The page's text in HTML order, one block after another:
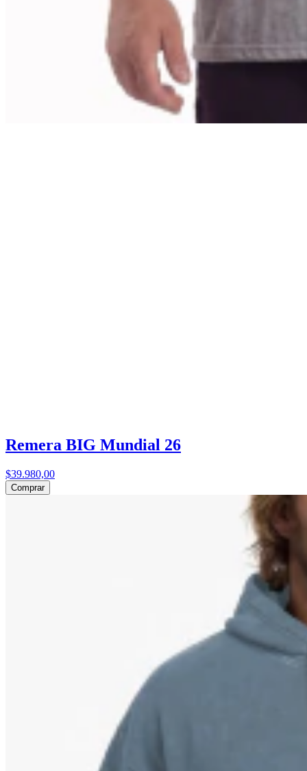
Remera BIG Mundial 26
$39.980,00
Comprar